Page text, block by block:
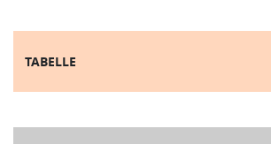
TABELLE